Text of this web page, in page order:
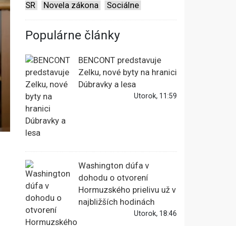
SR
Novela zákona Sociálne
Populárne články
BENCONT predstavuje
Zelku, nové byty na hranici
Dúbravky a lesa
Utorok, 11:59
Washington dúfa v
dohodu o otvorení
Hormuzského prielivu už v
najbližších hodinách
Utorok, 18:46